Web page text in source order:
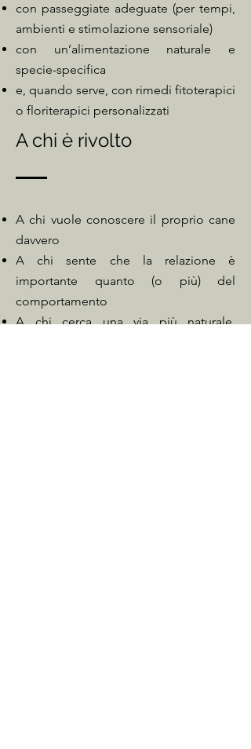
con passeggiate adeguate (per tempi,
ambienti e stimolazione sensoriale)
con un’alimentazione naturale e
specie-specifica
e, quando serve, con rimedi fitoterapici
o floriterapici personalizzati​
A chi è rivolto
A chi vuole conoscere il proprio cane
davvero
A chi sente che la relazione è
importante quanto (o più) del
comportamento
A chi cerca una via più naturale,